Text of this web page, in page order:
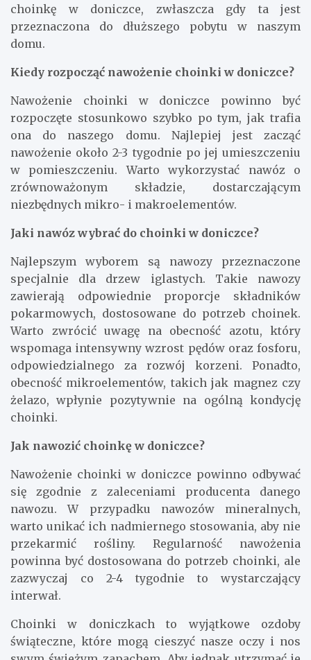
choinkę w doniczce, zwłaszcza gdy ta jest
przeznaczona do dłuższego pobytu w naszym
domu.
Kiedy rozpocząć nawożenie choinki w doniczce?
Nawożenie choinki w doniczce powinno być
rozpoczęte stosunkowo szybko po tym, jak trafia
ona do naszego domu. Najlepiej jest zacząć
nawożenie około 2-3 tygodnie po jej umieszczeniu
w pomieszczeniu. Warto wykorzystać nawóz o
zrównoważonym składzie, dostarczającym
niezbędnych mikro- i makroelementów.
Jaki nawóz wybrać do choinki w doniczce?
Najlepszym wyborem są nawozy przeznaczone
specjalnie dla drzew iglastych. Takie nawozy
zawierają odpowiednie proporcje składników
pokarmowych, dostosowane do potrzeb choinek.
Warto zwrócić uwagę na obecność azotu, który
wspomaga intensywny wzrost pędów oraz fosforu,
odpowiedzialnego za rozwój korzeni. Ponadto,
obecność mikroelementów, takich jak magnez czy
żelazo, wpłynie pozytywnie na ogólną kondycję
choinki.
Jak nawozić choinkę w doniczce?
Nawożenie choinki w doniczce powinno odbywać
się zgodnie z zaleceniami producenta danego
nawozu. W przypadku nawozów mineralnych,
warto unikać ich nadmiernego stosowania, aby nie
przekarmić rośliny. Regularność nawożenia
powinna być dostosowana do potrzeb choinki, ale
zazwyczaj co 2-4 tygodnie to wystarczający
interwał.
Choinki w doniczkach to wyjątkowe ozdoby
świąteczne, które mogą cieszyć nasze oczy i nos